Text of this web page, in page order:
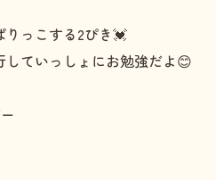
っこする2ぴき💓
ていっしょにお勉強だよ😊